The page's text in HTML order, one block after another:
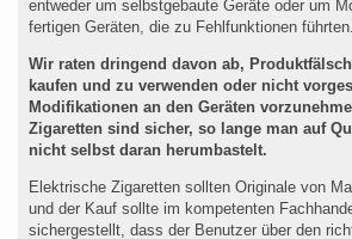
entweder um selbstgebaute Geräte oder um
fertigen Geräten, die zu Fehlfunktionen führten.
Wir raten dringend davon ab,
kaufen und zu verwenden oder nicht
Modifikationen an den Geräten
Zigaretten sind sicher, so lange man auf
nicht selbst daran herumbastelt.
Elektrische Zigaretten sollten Originale von
und der Kauf sollte im kompetenten
sichergestellt, dass der Benutzer über den